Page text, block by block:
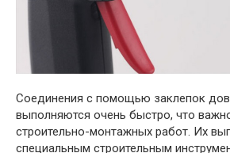
Соединения с помощью заклепок
выполняются очень быстро, что
строительно-монтажных работ. Их
специальным строительным